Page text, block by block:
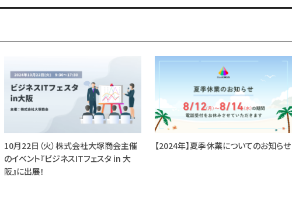
10月22日（火）株式会社大塚商会主催
のイベント『ビジネスITフェスタ in 大
阪』に出展！
【2024年】夏季休業についてのお知らせ